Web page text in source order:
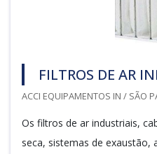
FILTROS DE AR
ACCI EQUIPAMENTOS IN / SÃO
Os filtros de ar industriais,
seca, sistemas de